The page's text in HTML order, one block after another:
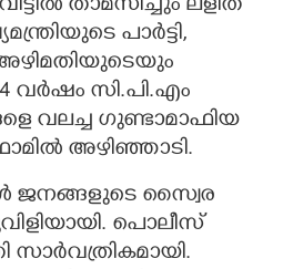
താമസിച്ചും ലളിത
പാർട്ടി,​
വർഷം സി.പി.എം
വലച്ച ഗുണ്ടാമാഫിയ
അഴിഞ്ഞാടി.
ജനങ്ങളുടെ സ്വൈര
പൊലീസ്
സാർവത്രികമായി.